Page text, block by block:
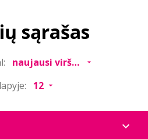
sąrašas